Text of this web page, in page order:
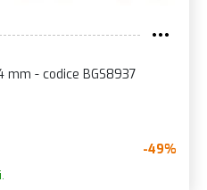
- codice BGS8937
-49%